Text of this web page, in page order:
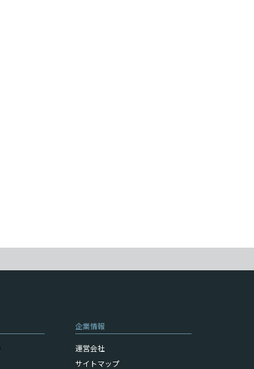
企業情報
運営会社
サイトマップ